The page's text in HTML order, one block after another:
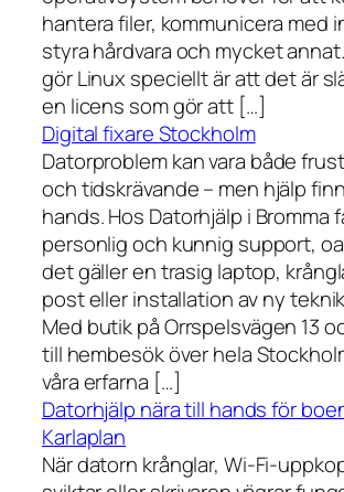
hantera filer, kommunicera med
styra hårdvara och mycket
gör Linux speciellt är att det är
en licens som gör att […]
Digital fixare Stockholm
Datorproblem kan vara både
och tidskrävande – men hjälp
hands. Hos Datorhjälp i Bromma
personlig och kunnig support,
det gäller en trasig laptop,
post eller installation av ny
Med butik på Orrspelsvägen 13
till hembesök över hela
våra erfarna […]
Datorhjälp nära till hands för
Karlaplan
När datorn krånglar, Wi-Fi-